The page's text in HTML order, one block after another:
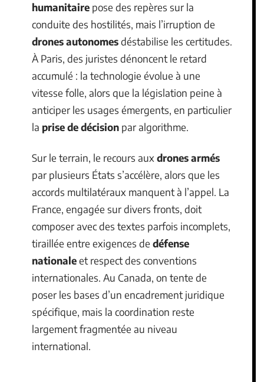
humanitaire pose des repères sur la
conduite des hostilités, mais l’irruption de
drones autonomesdéstabilise les certitudes.
À Paris, des juristes dénoncent le retard
accumulé : la technologie évolue à une
vitesse folle, alors que la législation peine à
anticiper les usages émergents, en particulier
la prise de décision par algorithme.
Sur le terrain, le recours aux drones armés
par plusieurs États s’accélère, alors que les
accords multilatéraux manquent à l’appel. La
France, engagée sur divers fronts, doit
composer avec des textes parfois incomplets,
tiraillée entre exigences de défense
nationaleet respect des conventions
internationales. Au Canada, on tente de
poser les bases d’un encadrement juridique
spécifique, mais la coordination reste
largement fragmentée au niveau
international.